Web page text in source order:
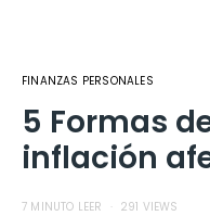
FINANZAS PERSONALES
5 Formas
inflación
7 MINUTO LEER 291 VIEWS